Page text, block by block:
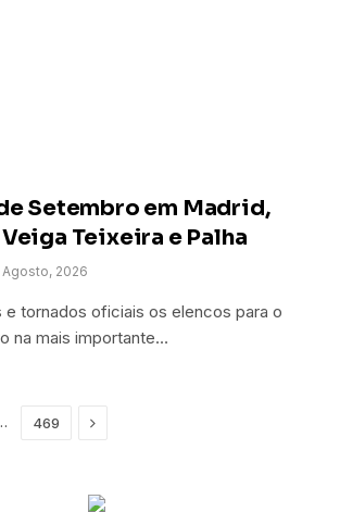
Setembro em Madrid,
Teixeira e Palha
2026
e tornados oficiais os elencos para o
na mais importante…
469 Next